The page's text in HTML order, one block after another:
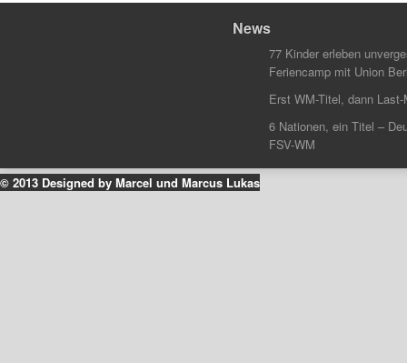
News
77 Kinder erleben
Feriencamp mit Union
Erst WM-Titel, dann
6 Nationen, ein Titel –
FSV-WM
© 2013 Designed by Marcel und Marcus Lukas